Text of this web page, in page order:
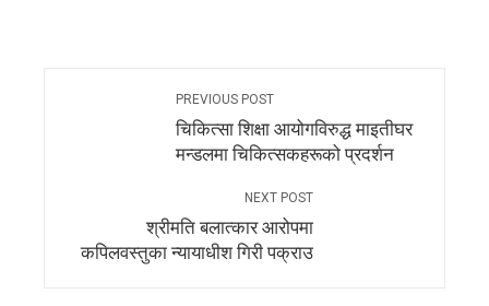
PREVIOUS POST
चिकित्सा शिक्षा आयोगविरुद्ध माइतीघर
मन्डलमा चिकित्सकहरूको प्रदर्शन
NEXT POST
श्रीमति बलात्कार आरोपमा
कपिलवस्तुका न्यायाधीश गिरी पक्राउ